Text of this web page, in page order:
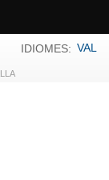
IDIOMES: VAL